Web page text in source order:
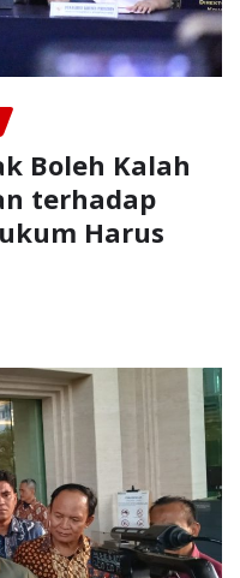
Boleh Kalah
terhadap
Harus